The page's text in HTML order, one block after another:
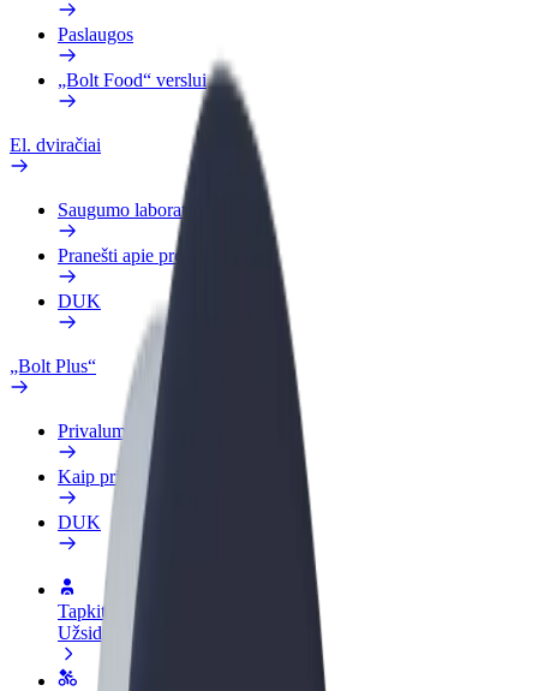
Paslaugos
„Bolt Food“ verslui
El. dviračiai
Saugumo laboratorija
Pranešti apie problemą
DUK
„Bolt Plus“
Privalumai
Kaip prisijungti
DUK
Tapkite vairuotoju (-a)
Užsidirbkite jums patogiu metu